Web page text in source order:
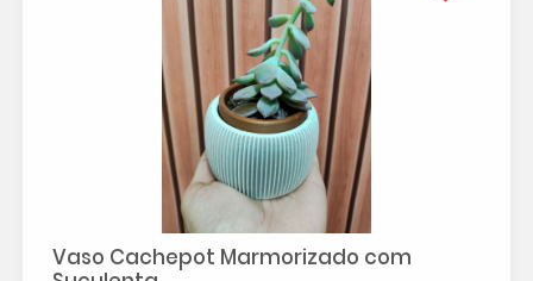
Vaso Cachepot Marmorizado com